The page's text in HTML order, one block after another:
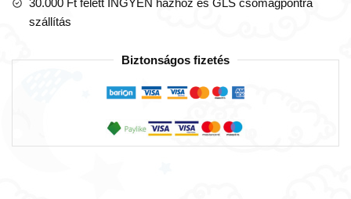
30.000 Ft felett INGYEN házhoz és GLS csomagpontra
szállítás
Biztonságos fizetés